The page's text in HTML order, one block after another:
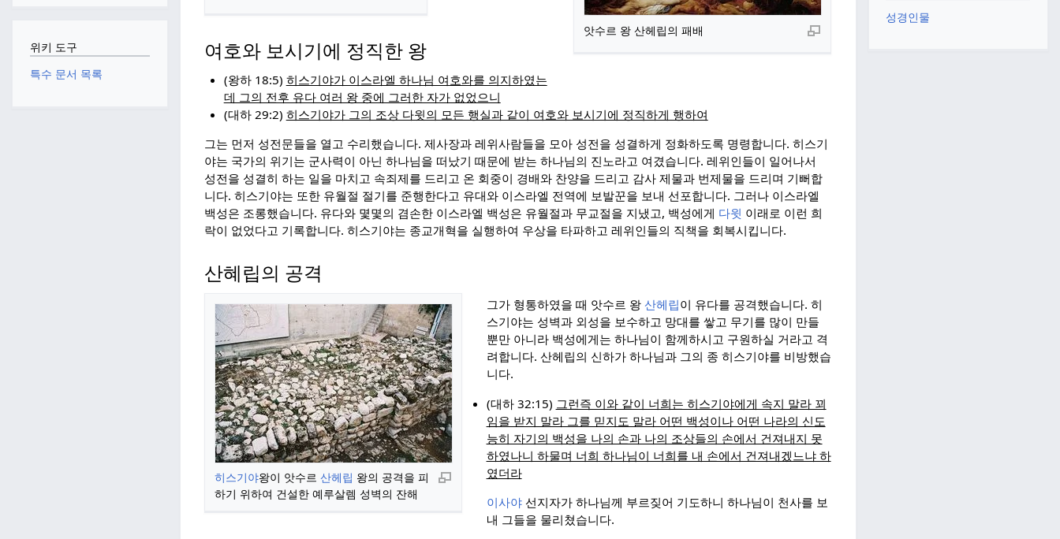
앗수르 왕 산헤립의 패배
여호와 보시기에 정직한 왕
(왕하 18:5) 히스기야가 이스라엘 하나님 여호와를 의지하였는
데 그의 전후 유다 여러 왕 중에 그러한 자가 없었으니
(대하 29:2) 히스기야가 그의 조상 다윗의 모든 행실과 같이 여호와 보시기에 정직하게 행하여
그는 먼저 성전문들을 열고 수리했습니다. 제사장과 레위사람들을 모아 성전을 성결하게 정화하도록 명령합니다. 히스기
야는 국가의 위기는 군사력이 아닌 하나님을 떠났기 때문에 받는 하나님의 진노라고 여겼습니다. 레위인들이 일어나서
성전을 성결히 하는 일을 마치고 속죄제를 드리고 온 회중이 경배와 찬양을 드리고 감사 제물과 번제물을 드리며 기뻐합
니다. 히스기야는 또한 유월절 절기를 준행한다고 유대와 이스라엘 전역에 보발꾼을 보내 선포합니다. 그러나 이스라엘
백성은 조롱했습니다. 유다와 몇몇의 겸손한 이스라엘 백성은 유월절과 무교절을 지냈고, 백성에게 다윗 이래로 이런 희
락이 없었다고 기록합니다. 히스기야는 종교개혁을 실행하여 우상을 타파하고 레위인들의 직책을 회복시킵니다.
산혜립의 공격
히스기야왕이 앗수르 산헤립 왕의 공격을 피
하기 위하여 건설한 예루살렘 성벽의 잔해
그가 형통하였을 때 앗수르 왕 산헤립이 유다를 공격했습니다. 히
스기야는 성벽과 외성을 보수하고 망대를 쌓고 무기를 많이 만들
뿐만 아니라 백성에게는 하나님이 함께하시고 구원하실 거라고 격
려합니다. 산헤립의 신하가 하나님과 그의 종 히스기야를 비방했습
니다.
(대하 32:15) 그런즉 이와 같이 너희는 히스기야에게 속지 말라 꾀
임을 받지 말라 그를 믿지도 말라 어떤 백성이나 어떤 나라의 신도
능히 자기의 백성을 나의 손과 나의 조상들의 손에서 건져내지 못
하였나니 하물며 너희 하나님이 너희를 내 손에서 건져내겠느냐 하
였더라
이사야선지자가 하나님께 부르짖어 기도하니 하나님이 천사를 보
내 그들을 물리쳤습니다.
위키 도구
특수 문서 목록
성경인물